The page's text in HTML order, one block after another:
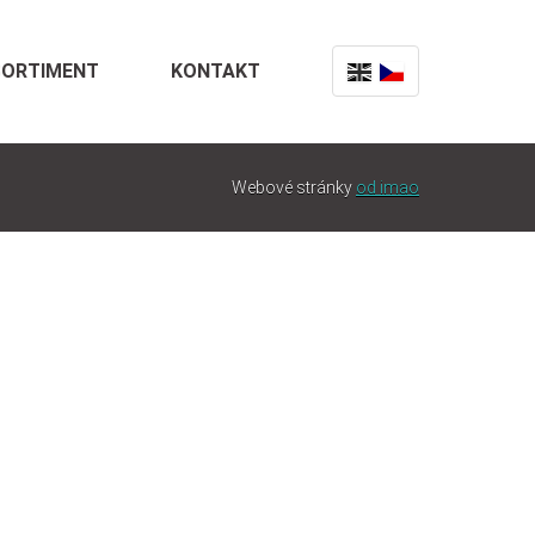
KONTAKT
Webové stránky od imao